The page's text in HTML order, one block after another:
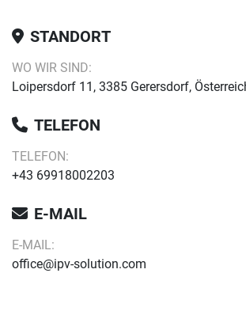
STANDORT
WO WIR SIND:
Loipersdorf 11, 3385 Gerersdorf,
TELEFON
TELEFON:
+43 69918002203
E-MAIL
E-MAIL:
office@ipv-solution.com